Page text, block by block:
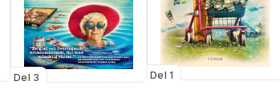
Del 3 Del 1